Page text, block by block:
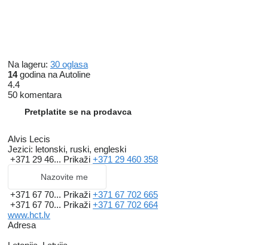
Na lageru: 30 oglasa
14godina na Autoline
4.4
50 komentara
Pretplatite se na prodavca
Alvis Lecis
Jezici: letonski, ruski, engleski
+371 29 46... Prikaži +371 29 460 358
Nazovite me
+371 67 70... Prikaži +371 67 702 665
+371 67 70... Prikaži +371 67 702 664
www.hct.lv
Adresa